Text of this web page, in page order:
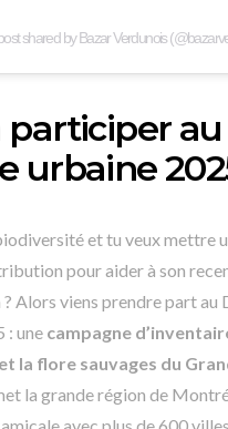
shared by Bazar Verdunois
participer
urbaine
et tu veux mettre
pour aider à son
Alors viens prendre part au
: une campagne
la flore sauvages du
la grande région de